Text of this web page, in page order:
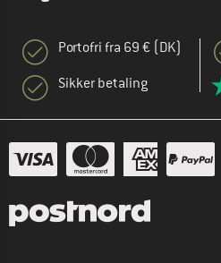
Portofri fra 69 € (DK)
Sikker betaling